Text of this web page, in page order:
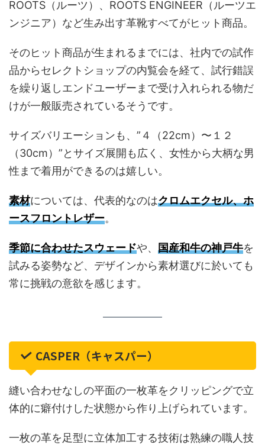
ROOTS（ルーツ）、ROOTS ENGINEER（ルーツエ
ンジニア）など生み出す革靴すべてがヒット商品。
そのヒット商品が生まれるまでには、社内での試作
品からセレクトショップの内覧会を経て、試行錯誤
を繰り返しエンドユーザーまで受け入れられる物だ
けが一般販売されているそうです。
サイズバリエーションも、”４（22cm）〜１２
（30cm）”とサイズ展開も広く、女性から大柄な男
性まで着用ができるのは嬉しい。
素材については、代表的なのはクロムエクセル、ホ
ースフロントレザー。
季節に合わせたスウェードや、 国産和牛の神戸牛を
試みる姿勢など、デザインから素材選びに於いても
常に挑戦の意欲を感じます。
CASPER（キャスパー）
縫い合わせなしの平面の一枚革をクリッピングで立
体的に癖付けした状態から作り上げられています。
一枚の革を足型に立体加工する技術は熟練の職人技